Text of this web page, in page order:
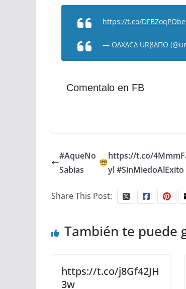
https://t.co/DFBZoqPObe
— ΩΔXΔCΔ URβΔΠΩ
Comentalo en FB
#AqueNo
Sabias
https://t.co/
yl #SinMiedoAlExito
Share This Post:
También te puede
https://t.co/j8Gf42JH
3w